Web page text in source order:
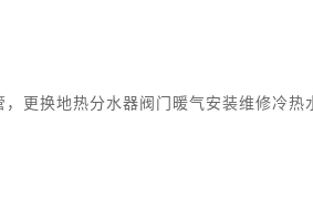
更换地热分水器阀门暖气安装维修冷热